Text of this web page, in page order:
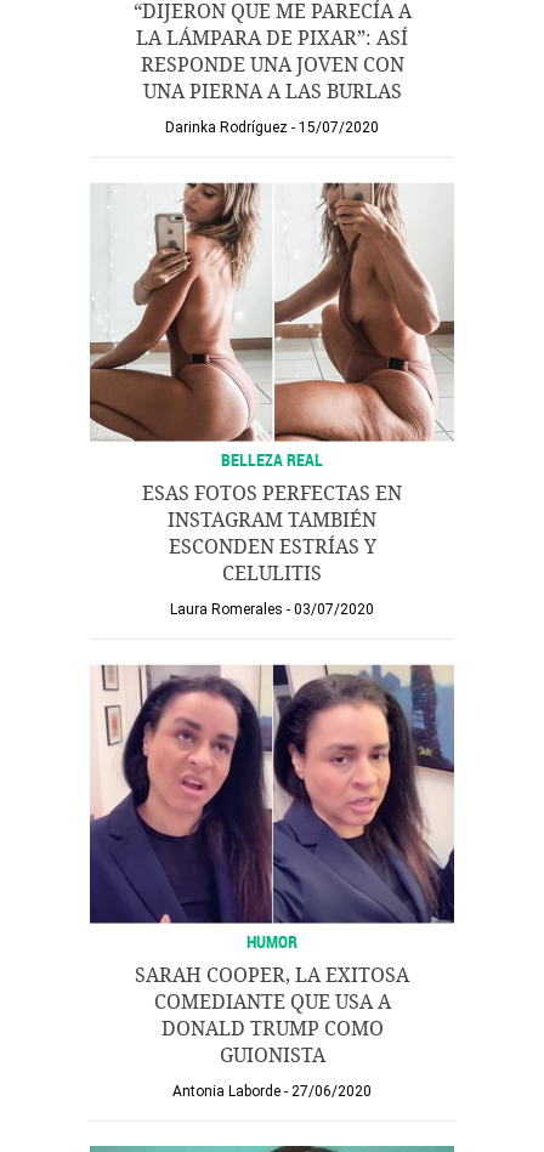
“DIJERON QUE ME PARECÍA A
LA LÁMPARA DE PIXAR”: ASÍ
RESPONDE UNA JOVEN CON
UNA PIERNA A LAS BURLAS
Darinka Rodríguez 15/07/2020
BELLEZA REAL
ESAS FOTOS PERFECTAS EN
INSTAGRAM TAMBIÉN
ESCONDEN ESTRÍAS Y
CELULITIS
Laura Romerales 03/07/2020
HUMOR
SARAH COOPER, LA EXITOSA
COMEDIANTE QUE USA A
DONALD TRUMP COMO
GUIONISTA
Antonia Laborde 27/06/2020